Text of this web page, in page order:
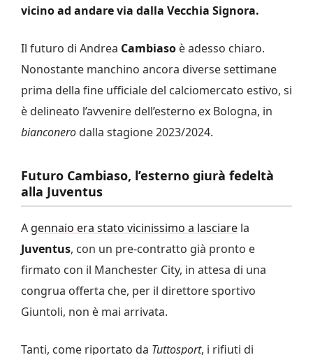
vicino ad andare via dalla Vecchia Signora.
Il futuro di Andrea Cambiaso è adesso chiaro.
Nonostante manchino ancora diverse settimane
prima della fine ufficiale del calciomercato estivo, si
è delineato l’avvenire dell’esterno ex Bologna, in
bianconero dalla stagione 2023/2024.
Futuro Cambiaso, l’esterno giurà fedeltà
alla Juventus
A gennaio era stato vicinissimo a lasciare la
Juventus, con un pre-contratto già pronto e
firmato con il Manchester City, in attesa di una
congrua offerta che, per il direttore sportivo
Giuntoli, non è mai arrivata.
Tanti, come riportato da Tuttosport, i rifiuti di